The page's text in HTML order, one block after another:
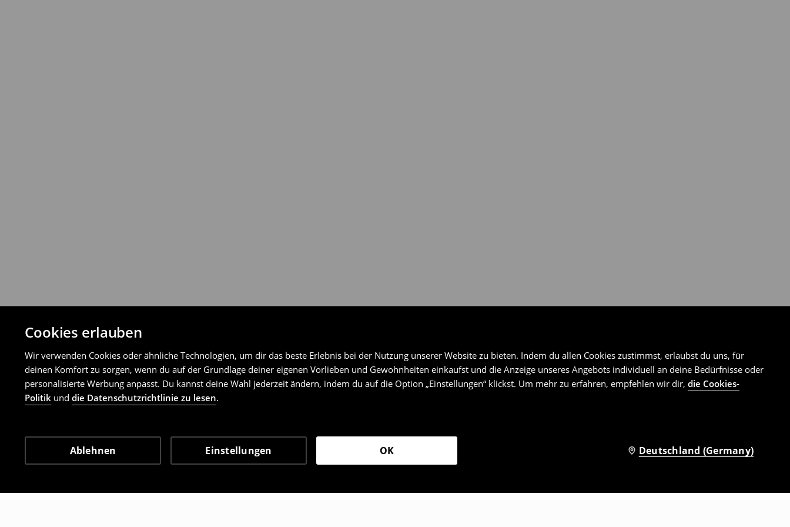
Cookies erlauben
Wir verwenden Cookies oder ähnliche Technologien, um dir das beste Erlebnis bei der Nutzung unserer Website zu bieten. Indem du allen Cookies zustimmst, erlaubst du uns, für
deinen Komfort zu sorgen, wenn du auf der Grundlage deiner eigenen Vorlieben und Gewohnheiten einkaufst und die Anzeige unseres Angebots individuell an deine Bedürfnisse oder
personalisierte Werbung anpasst. Du kannst deine Wahl jederzeit ändern, indem du auf die Option „Einstellungen“ klickst. Um mehr zu erfahren, empfehlen wir dir, die Cookies-
Politik und die Datenschutzrichtlinie zu lesen.
Ablehnen Einstellungen OK Deutschland (Germany)